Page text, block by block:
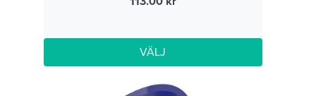
VÄLJ